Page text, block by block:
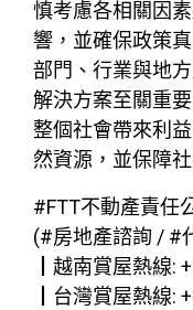
慎考慮各相關因
響，並確保政策
部門、行業與地
解決方案至關重
整個社會帶來利
然資源，並保障
#FTT不動產責任
(#房地產諮詢 / #
┃越南賞屋熱線:
┃台灣賞屋熱線: